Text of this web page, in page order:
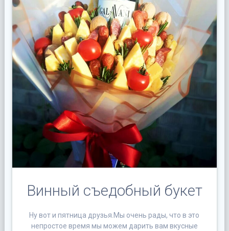
Винный съедобный букет
Ну вот и пятница друзья.Мы очень рады, что в это
непростое время мы можем дарить вам вкусные